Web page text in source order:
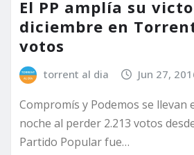
El PP amplía su
diciembre en
votos
torrent al dia Jun 27,
Compromís y Podemos se llevan
noche al perder 2.213 votos
Partido Popular fue…